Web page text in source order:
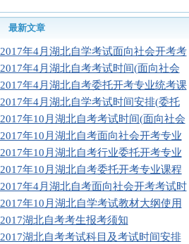
最新文章
2017年4月湖北自学考试面向社会开考考
2017年4月湖北自考考试时间(面向社会
2017年4月湖北自考委托开考专业统考课
2017年4月湖北自学考试时间安排(委托
2017年10月湖北自考考试时间(面向社会
2017年10月湖北自考面向社会开考专业
2017年10月湖北自考行业委托开考专业
2017年10月湖北自考委托开考专业课程
2017年4月湖北自考面向社会开考考试时
2017年10月湖北自学考试教材大纲使用
2017湖北自考考生报考须知
2017湖北自考考试科目及考试时间安排